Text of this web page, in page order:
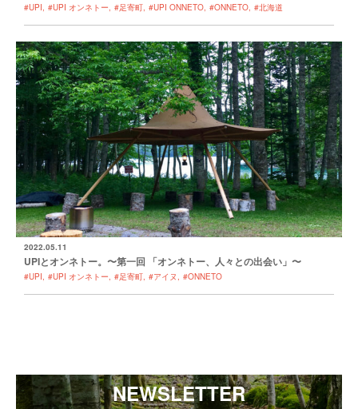
#UPI #UPI オンネトー #足寄町 #UPI ONNETO #ONNETO #北海道
2022.05.11
UPIとオンネトー。〜第一回 「オンネトー、人々との出会い」〜
#UPI #UPI オンネトー #足寄町 #アイヌ #ONNETO
NEWSLETTER